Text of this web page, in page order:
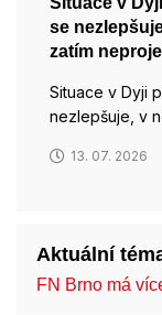
se
zatím
Situace v Dyji
nezlepšuje, v
13. 07. 2026
Aktuální
FN Brno má